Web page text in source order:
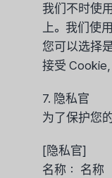
我们不时使
上。我们使
您可以选择
接受 Cookie
7. 隐私官
为了保护您
[隐私官]
名称： 名称